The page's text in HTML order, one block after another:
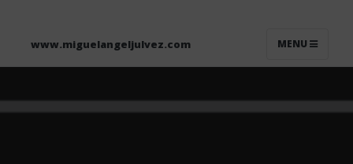
www.miguelangeljulvez.com MENU